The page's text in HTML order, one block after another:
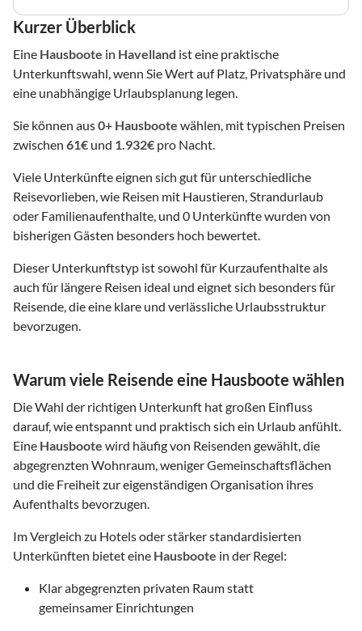
Kurzer Überblick
Eine Hausboote in Havelland ist eine praktische
Unterkunftswahl, wenn Sie Wert auf Platz, Privatsphäre und
eine unabhängige Urlaubsplanung legen.
Sie können aus0+ Hausboote wählen, mit typischen Preisen
zwischen 61€ und 1.932€ pro Nacht.
Viele Unterkünfte eignen sich gut für unterschiedliche
Reisevorlieben, wie Reisen mit Haustieren, Strandurlaub
oder Familienaufenthalte, und 0 Unterkünfte wurden von
bisherigen Gästen besonders hoch bewertet.
Dieser Unterkunftstyp ist sowohl für Kurzaufenthalte als
auch für längere Reisen ideal und eignet sich besonders für
Reisende, die eine klare und verlässliche Urlaubsstruktur
bevorzugen.
Warum viele Reisende eine Hausboote wählen
Die Wahl der richtigen Unterkunft hat großen Einfluss
darauf, wie entspannt und praktisch sich ein Urlaub anfühlt.
Eine Hausboote wird häufig von Reisenden gewählt, die
abgegrenzten Wohnraum, weniger Gemeinschaftsflächen
und die Freiheit zur eigenständigen Organisation ihres
Aufenthalts bevorzugen.
Im Vergleich zu Hotels oder stärker standardisierten
Unterkünften bietet eine Hausboote in der Regel:
Klar abgegrenzten privaten Raum statt
gemeinsamer Einrichtungen